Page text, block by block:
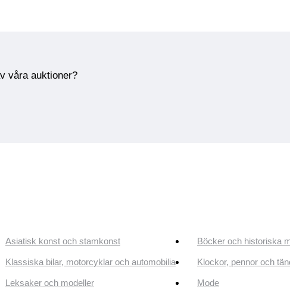
våra auktioner?
Asiatisk konst och stamkonst Böcker och historiska
Klassiska bilar, motorcyklar och automobilia Klockor, pennor och
Leksaker och modeller Mode